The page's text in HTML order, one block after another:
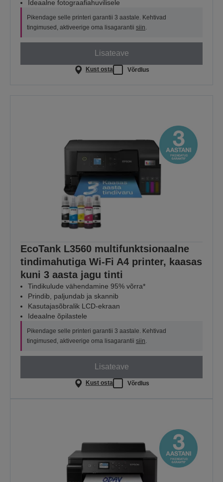
Ideaalne fotograafiahuvilisele
Pikendage selle printeri garantii 3 aastale. Kehtivad
tingimused, aktiveerige oma lisagarantii siin
Lisateave
Kust osta Võrdlus
EcoTank L3560 multifunktsionaalne
tindimahutiga Wi-Fi A4 printer, kaasas
kuni 3 aasta jagu tinti
Tindikulude vähendamine 95% võrra*
Prindib, paljundab ja skannib
Kasutajasõbralik LCD-ekraan
Ideaalne õpilastele
Pikendage selle printeri garantii 3 aastale. Kehtivad
tingimused, aktiveerige oma lisagarantii siin.
Lisateave
Kust osta Võrdlus